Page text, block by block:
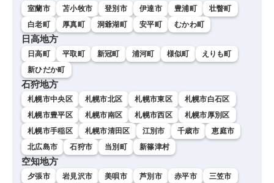
室蘭市 苫小牧市 登別市 伊達市 豊浦町
壮瞥町
白老町
厚真町 洞爺湖町 安平町 むかわ町
日高地方
日高町 平取町 新冠町 浦河町 様似町
えりも町
新ひだか町
石狩地方
札幌市中央区 札幌市北区 札幌市東区
札幌市白石区
札幌市豊平区
札幌市南区 札幌市西区
札幌市厚別区
札幌市手稲区
札幌市清田区 江別市 千歳市
恵庭市
北広島市
石狩市 当別町 新篠津村
空知地方
夕張市 岩見沢市 美唄市 芦別市 赤平市
三笠市